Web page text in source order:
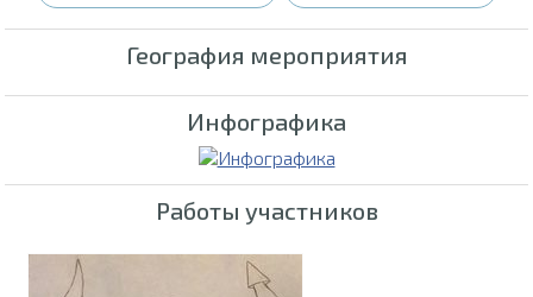
География мероприятия
Инфографика
Работы участников